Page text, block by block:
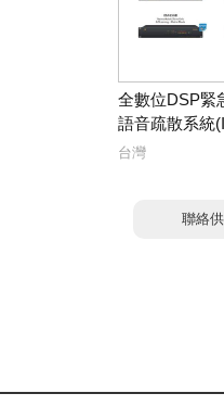
全數位DSP緊
語音疏散系統
台灣
聯絡